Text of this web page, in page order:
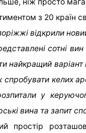
відкрили
сотні
найкращий
спробувати келих
у
вина та запит
простір